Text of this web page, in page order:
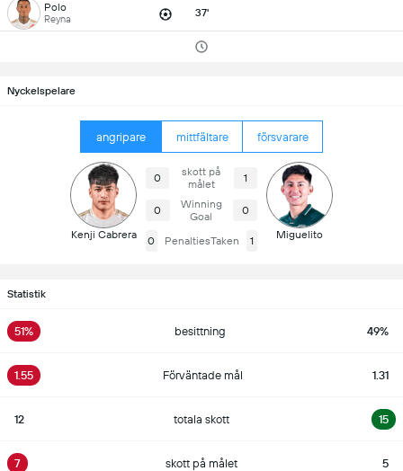
Polo
Reyna 37'
Nyckelspelare
angripare mittfältare försvarare
Kenji Cabrera
0
skott på
målet
1
0
Winning
Goal
0
0 PenaltiesTaken 1 Miguelito
Statistik
51% besittning 49%
1.55 Förväntade mål 1.31
12 totala skott 15
7 skott på målet 5